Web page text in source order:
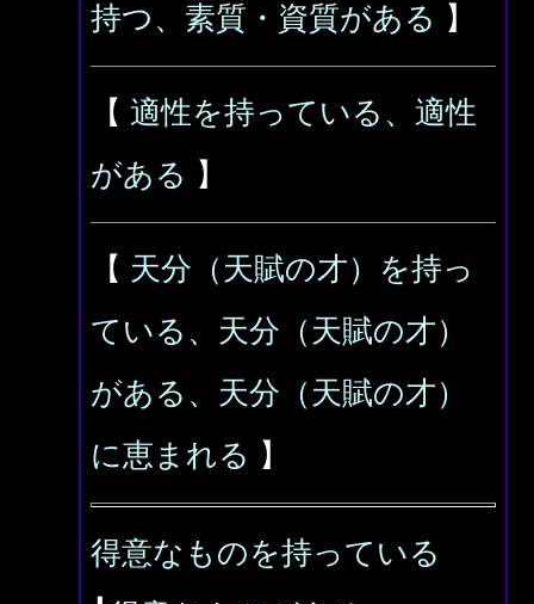
持つ、素質・資質がある 】
【 適性を持っている、適性
がある 】
【 天分（天賦の才）を持っ
ている、天分（天賦の才）
がある、天分（天賦の才）
に恵まれる 】
得意なものを持っている